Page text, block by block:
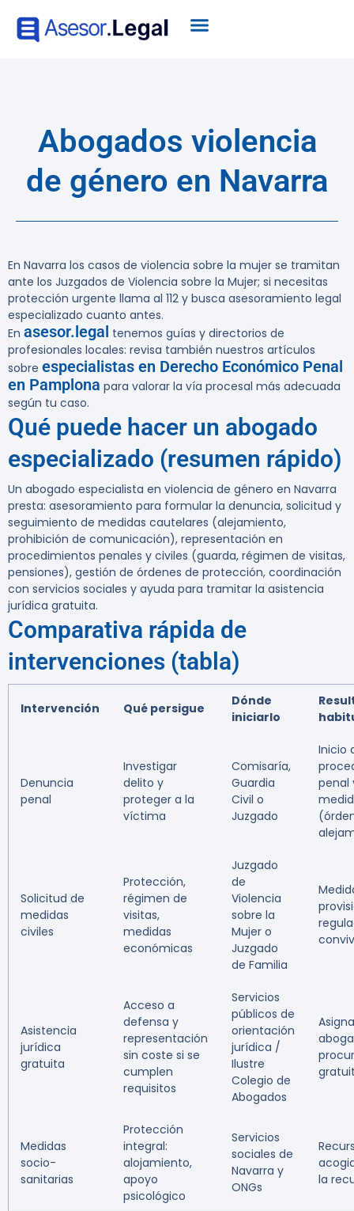
Abogados violencia
de género en Navarra
En Navarra los casos de violencia sobre la mujer se tramitan
ante los Juzgados de Violencia sobre la Mujer; si necesitas
protección urgente llama al 112 y busca asesoramiento legal
especializado cuanto antes.
En asesor.legal tenemos guías y directorios de
profesionales locales: revisa también nuestros artículos
sobre especialistas en Derecho Económico Penal
en Pamplona para valorar la vía procesal más adecuada
según tu caso.
Qué puede hacer un abogado
especializado (resumen rápido)
Un abogado especialista en violencia de género en Navarra
presta: asesoramiento para formular la denuncia, solicitud y
seguimiento de medidas cautelares (alejamiento,
prohibición de comunicación), representación en
procedimientos penales y civiles (guarda, régimen de visitas,
pensiones), gestión de órdenes de protección, coordinación
con servicios sociales y ayuda para tramitar la asistencia
jurídica gratuita.
Comparativa rápida de
intervenciones (tabla)
Intervención Qué persigue
Dónde
iniciarlo
Denuncia
penal
Investigar
delito y
proteger a la
víctima
Comisaría,
Guardia
Civil o
Juzgado
Inicio
penal
Solicitud de
medidas
civiles
Protección,
régimen de
visitas,
medidas
económicas
Juzgado
de
Violencia
sobre la
Mujer o
Juzgado
de Familia
Asistencia
jurídica
gratuita
Acceso a
defensa y
representación
sin coste si se
cumplen
requisitos
Servicios
públicos de
orientación
jurídica /
Ilustre
Colegio de
Abogados
Medidas
socio-
sanitarias
Protección
integral:
alojamiento,
apoyo
psicológico
Servicios
sociales de
Navarra y
ONGs
la